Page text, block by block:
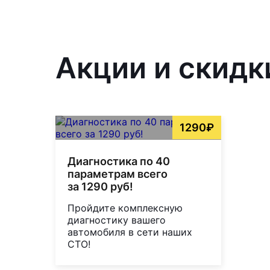
Акции и
1290₽
Диагностика по 40
параметрам всего
за 1290 руб!
Пройдите комплексную
диагностику вашего
автомобиля в сети наших
СТО!